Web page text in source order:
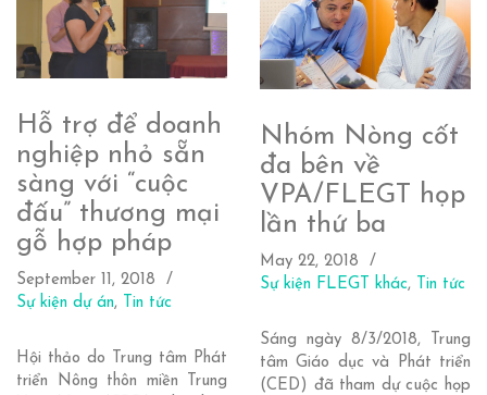
Hỗ trợ để doanh
nghiệp nhỏ sẵn
sàng với “cuộc
đấu” thương mại
gỗ hợp pháp
September 11, 2018
Sự kiện dự án, Tin tức
Hội thảo do Trung tâm Phát
triển Nông thôn miền Trung
Nhóm Nòng cốt
đa bên về
VPA/FLEGT họp
lần thứ ba
May 22, 2018
Sự kiện FLEGT khác, Tin tức
Sáng ngày 8/3/2018, Trung
tâm Giáo dục và Phát triển
(CED) đã tham dự cuộc họp